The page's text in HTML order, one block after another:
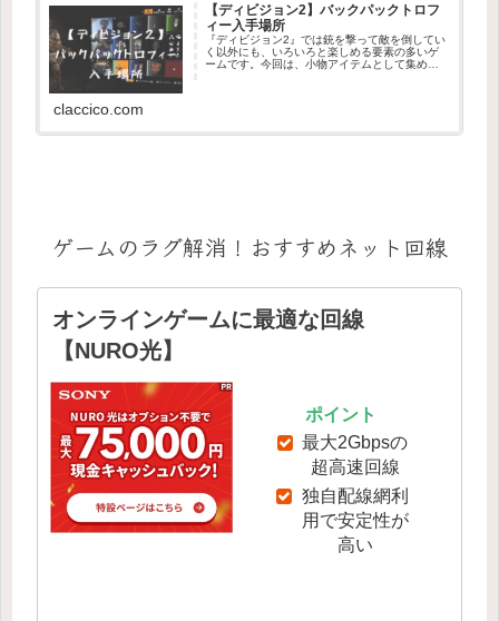
【ディビジョン2】バックパックトロフ
ィー入手場所
『ディビジョン2』では銃を撃って敵を倒してい
く以外にも、いろいろと楽しめる要素の多いゲ
ームです。今回は、小物アイテムとして集めた
claccico.com
ゲームのラグ解消！おすすめネット回線
オンラインゲームに最適な回線
【NURO光】
ポイント
最大2Gbpsの
超高速回線
独自配線網利
用で安定性が
高い